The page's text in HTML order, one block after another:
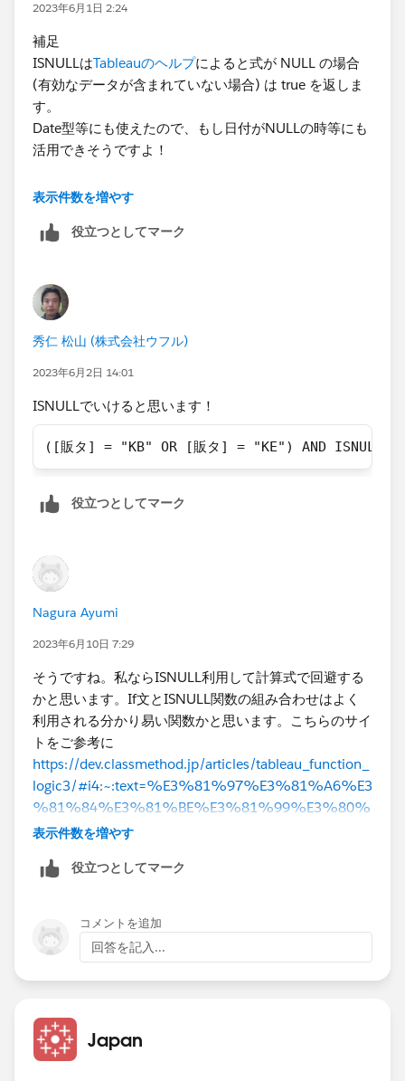
2023年6月1日 2:24
補足
ISNULLはTableauのヘルプによると式が NULL の場合
(有効なデータが含まれていない場合) は true を返しま
す。​
Date型等にも使えたので、もし日付がNULLの時等にも
活用できそうですよ！​
表示件数を増やす
役立つとしてマーク
秀仁 松山 (株式会社ウフル)
2023年6月2日 14:01
ISNULLでいけると思います！​
([販タ] = "KB" OR [販タ] = "KE") AND ISNULL([
役立つとしてマーク
Nagura Ayumi
2023年6月10日 7:29
そうですね。私ならISNULL利用して計算式で回避する
かと思います。If文とISNULL関数の組み合わせはよく
利用される分かり易い関数かと思います。こちらのサイ
トをご参考に
https://dev.classmethod.jp/articles/tableau_function_
logic3/#i4:~:text=%E3%81%97%E3%81%A6%E3
%81%84%E3%81%BE%E3%81%99%E3%80%
82-,ISNULL(expression),-
表示件数を増やす
役立つとしてマーク
コメントを追加
回答を記入...
Japan